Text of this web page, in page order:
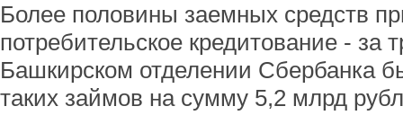
Более половины заемных средств
потребительское кредитование - за
Башкирском отделении Сбербанка
таких займов на сумму 5,2 млрд